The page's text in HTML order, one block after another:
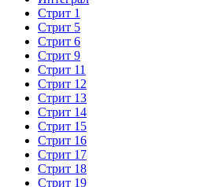
Стрит 1
Стрит 5
Стрит 6
Стрит 9
Стрит 11
Стрит 12
Стрит 13
Стрит 14
Стрит 15
Стрит 16
Стрит 17
Стрит 18
Стрит 19